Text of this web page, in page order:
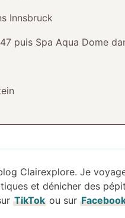
Innsbruck
puis Spa Aqua Dome
Clairexplore. Je
et dénicher des
TikTok ou sur